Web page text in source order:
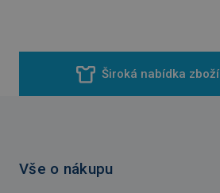
Široká nabídka zboží
Vše o nákupu